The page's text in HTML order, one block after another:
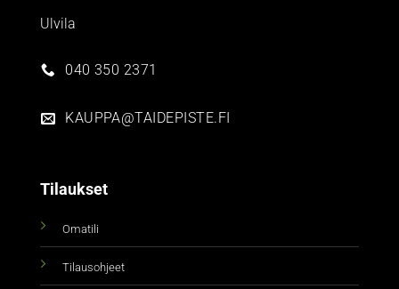
Ulvila
040 350 2371
KAUPPA@TAIDEPISTE.FI
Tilaukset
Omatili
Tilausohjeet